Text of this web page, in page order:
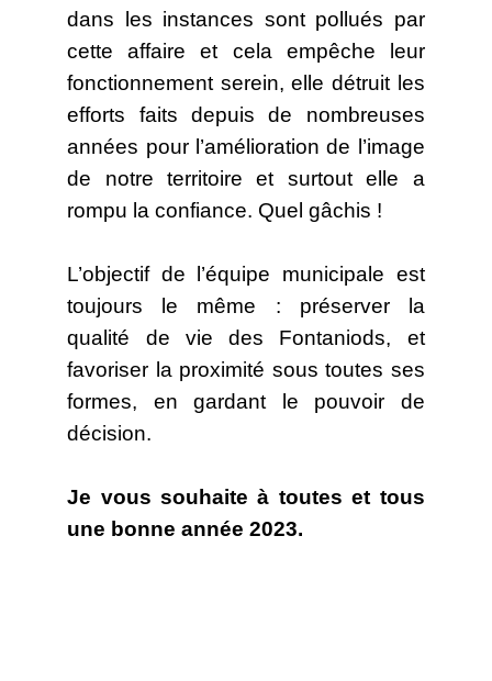
dans les instances sont pollués par
cette affaire et cela empêche leur
fonctionnement serein, elle détruit les
efforts faits depuis de nombreuses
années pour l’amélioration de l’image
de notre territoire et surtout elle a
rompu la confiance. Quel gâchis !
L’objectif de l’équipe municipale est
toujours le même : préserver la
qualité de vie des Fontaniods, et
favoriser la proximité sous toutes ses
formes, en gardant le pouvoir de
décision.
Je vous souhaite à toutes et tous
une bonne année 2023.